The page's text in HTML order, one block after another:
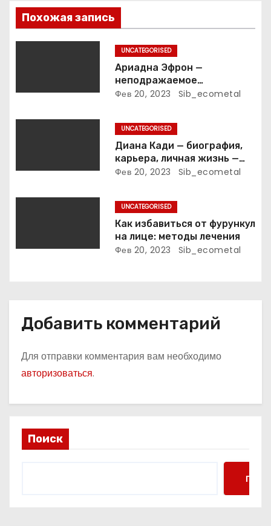
о
з
п
и
я
Похожая запись
UNCATEGORISED
Ариадна Эфрон —
неподражаемое
вокзальное
оценочно-аналитическое
общепостижимое явление
известной русской
поэтессы
Фев 20, 2023 Sib_ecometal
UNCATEGORISED
Диана Кади — биография,
карьера, личная жизнь —
актуальная информация
Фев 20, 2023 Sib_ecometal
UNCATEGORISED
Как избавиться от фурункул
на лице: методы лечения
Фев 20, 2023 Sib_ecometal
Добавить комментарий
Для отправки комментария вам необходимо
авторизоваться.
Поиск
Поиск